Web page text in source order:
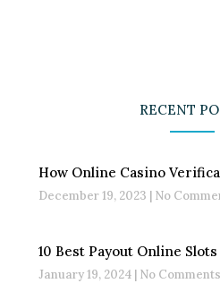
RECENT
How Online Casino
December 19, 2023 No
10 Best Payout Online
January 19, 2024 No Comments